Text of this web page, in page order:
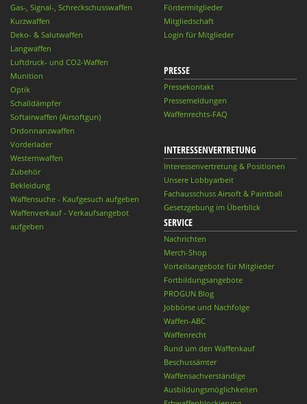
Gas-, Signal-, Schreckschusswaffen
Kurzwaffen
Deko- & Salutwaffen
Langwaffen
Luftdruck- und CO2-Waffen
Munition
Optik
Schalldämpfer
Softairwaffen (Airsoftgun)
Ordonnanzwaffen
Vorderlader
Westernwaffen
Zubehör
Bekleidung
Waffensuche - Kaufgesuch aufgeben
Waffenverkauf - Verkaufsangebot
aufgeben
Fördermitglieder
Mitgliedschaft
Login für Mitglieder
PRESSE
Pressekontakt
Pressemeldungen
Waffenrechts-FAQ
INTERESSENVERTRETUNG
Interessenvertretung & Positionen
Unsere Lobbyarbeit
Fachausschuss Airsoft & Paintball
Gesetzgebung im Überblick
SERVICE
Nachrichten
Merch-Shop
Vorteilsangebote für Mitglieder
Fortbildungsangebote
PROGUN Blog
Jobbörse und Nachfolge
Waffen-ABC
Waffenrecht
Rund um den Waffenkauf
Beschussämter
Waffensachverständige
Ausbildungsmöglichkeiten